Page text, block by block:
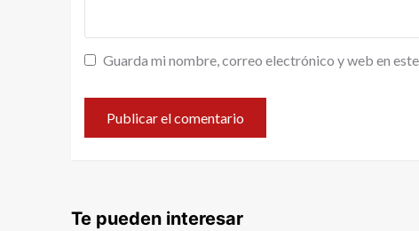
Guarda mi nombre, correo electrónico y web en
Te pueden interesar